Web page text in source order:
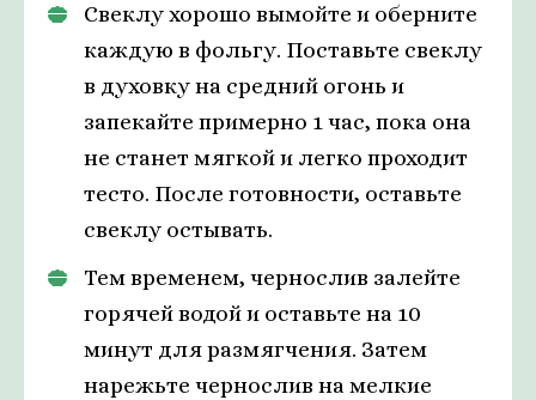
Свеклу хорошо вымойте и оберните
каждую в фольгу. Поставьте свеклу
в духовку на средний огонь и
запекайте примерно 1 час, пока она
не станет мягкой и легко проходит
тесто. После готовности, оставьте
свеклу остывать.
Тем временем, чернослив залейте
горячей водой и оставьте на 10
минут для размягчения. Затем
нарежьте чернослив на мелкие